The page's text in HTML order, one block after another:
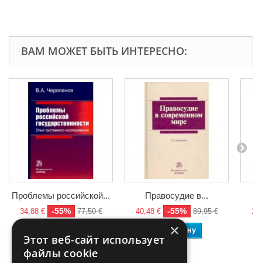
ВАМ МОЖЕТ БЫТЬ ИНТЕРЕСНО:
Проблемы российской...
34,88 € -55% 77,50 €
Правосудие в...
40,48 € -55% 89,95 €
В корзину
×
Этот веб-сайт использует
файлы cookie